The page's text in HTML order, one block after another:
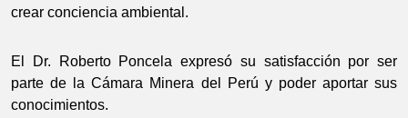
crear conciencia ambiental.
El Dr. Roberto Poncela expresó su satisfacción por ser
parte de la Cámara Minera del Perú y poder aportar sus
conocimientos.